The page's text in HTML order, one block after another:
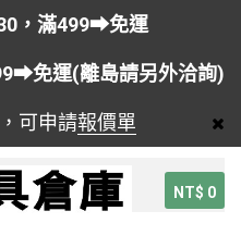
，滿499➡免運
免運(離島請另外洽詢)
，可申請報價單
NT$ 0